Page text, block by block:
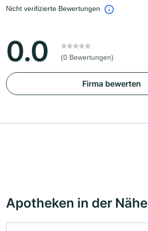
Nicht verifizierte Bewertungen
0.0 (0 Bewertungen)
Firma bewerten
Apotheken in der Nähe